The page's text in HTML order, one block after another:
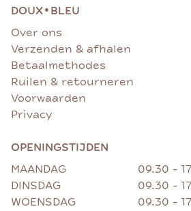
DOUX• BLEU
Over ons
Verzenden & afhalen
Betaalmethodes
Ruilen & retourneren
Voorwaarden
Privacy
OPENINGSTIJDEN
MAANDAG
09.30 -
DINSDAG
09.30 -
WOENSDAG
09.30 -